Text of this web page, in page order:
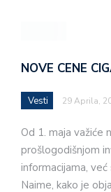
NOVE CENE
Vesti 29 Aprila,
Od 1. maja važiće
prošlogodišnjom
informacijama,
Naime, kako je